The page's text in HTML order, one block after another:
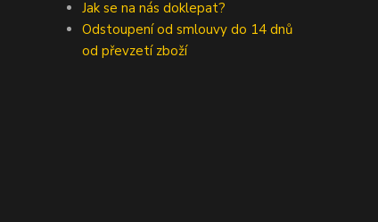
Jak se na nás doklepat?
Odstoupení od smlouvy do 14 dnů
od převzetí zboží